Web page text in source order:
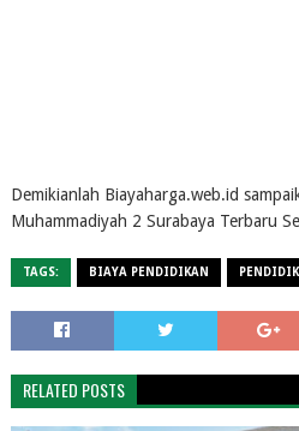
Demikianlah Biayaharga.web.id
Muhammadiyah 2 Surabaya Terbaru
TAGS: BIAYA PENDIDIKAN
RELATED POSTS